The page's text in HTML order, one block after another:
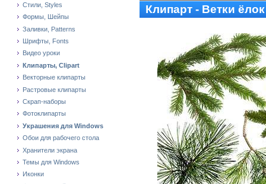
Стили, Styles
Формы, Шейпы
Заливки, Patterns
Шрифты, Fonts
Видео уроки
Клипарты, Clipart
Векторные клипарты
Растровые клипарты
Скрап-наборы
Фотоклипарты
Украшения для Windows
Обои для рабочего стола
Хранители экрана
Темы для Windows
Иконки
Клипарт - Ветки ёлок